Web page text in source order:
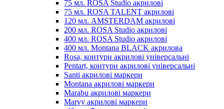
75 мл. ROSA Studio акрилові
75 мл. ROSA TALENT акрилові
120 мл. AMSTERDAM акрилові
200 мл. ROSA Studio акрилові
400 мл. ROSA Studio акрилові
400 мл. Montana BLACK акрилова
Rosa, контури акрилові універсальні
Pentart, контури акрилові універсальні
Santi акрилові маркери
Montana акрилові маркери
Marabu акрилові маркери
Marvy акрилові маркери